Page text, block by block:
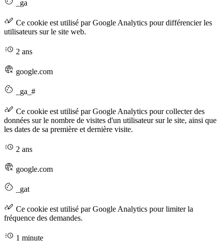
_ga
Ce cookie est utilisé par Google Analytics pour différencier les
utilisateurs sur le site web.
2 ans
google.com
_ga_#
Ce cookie est utilisé par Google Analytics pour collecter des
données sur le nombre de visites d'un utilisateur sur le site, ainsi que
les dates de sa première et dernière visite.
2 ans
google.com
_gat
Ce cookie est utilisé par Google Analytics pour limiter la
fréquence des demandes.
1 minute